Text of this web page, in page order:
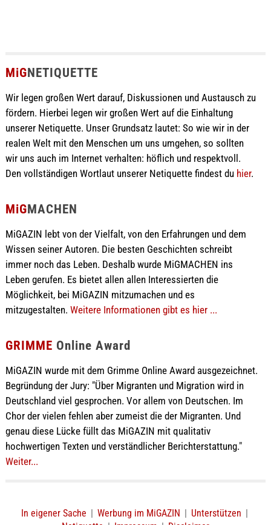
MiGNETIQUETTE
Wir legen großen Wert darauf, Diskussionen und Austausch zu
fördern. Hierbei legen wir großen Wert auf die Einhaltung
unserer Netiquette. Unser Grundsatz lautet: So wie wir in der
realen Welt mit den Menschen um uns umgehen, so sollten
wir uns auch im Internet verhalten: höflich und respektvoll.
Den vollständigen Wortlaut unserer Netiquette findest du hier.
MiGMACHEN
MiGAZIN lebt von der Vielfalt, von den Erfahrungen und dem
Wissen seiner Autoren. Die besten Geschichten schreibt
immer noch das Leben. Deshalb wurde MiGMACHEN ins
Leben gerufen. Es bietet allen allen Interessierten die
Möglichkeit, bei MiGAZIN mitzumachen und es
mitzugestalten. Weitere Informationen gibt es hier ...
GRIMME Online Award
MiGAZIN wurde mit dem Grimme Online Award ausgezeichnet.
Begründung der Jury: "Über Migranten und Migration wird in
Deutschland viel gesprochen. Vor allem von Deutschen. Im
Chor der vielen fehlen aber zumeist die der Migranten. Und
genau diese Lücke füllt das MiGAZIN mit qualitativ
hochwertigen Texten und verständlicher Berichterstattung."
Weiter...
In eigener Sache | Werbung im MiGAZIN | Unterstützen |